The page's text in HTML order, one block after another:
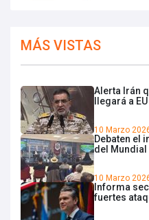
MÁS VISTAS
Alerta Irán
llegará a EU
10 Marzo
Debaten el
del Mundial
10 Marzo
Informa
fuertes